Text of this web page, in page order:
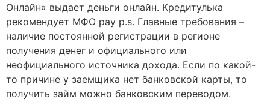
Онлайн» выдает деньги онлайн. Кредитулька
рекомендует МФО pay p.s. Главные требования –
наличие постоянной регистрации в регионе
получения денег и официального или
неофициального источника дохода. Если по какой-
то причине у заемщика нет банковской карты, то
получить займ можно банковским переводом.